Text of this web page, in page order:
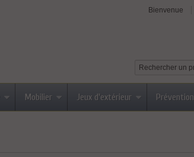
Bienvenue
Mobilier Jeux d'extérieur Prévention